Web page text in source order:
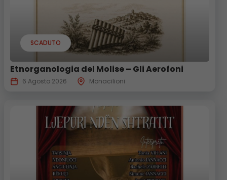
SCADUTO
Etnorganologia del Molise – Gli Aerofoni
6 Agosto 2026 Monacilioni